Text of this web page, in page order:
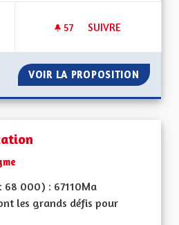
57 57 ABONNÉS
SUIVRE
VOIR LA PROPOSITION POUR
68 000) : 67110Ma
les grands défis pour